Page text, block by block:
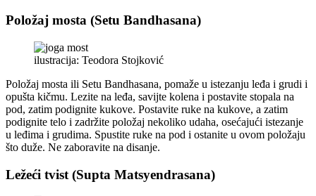
Položaj mosta (Setu Bandhasana)
ilustracija: Teodora Stojković
Položaj mosta ili Setu Bandhasana, pomaže u istezanju leđa i grudi i
opušta kičmu. Lezite na leđa, savijte kolena i postavite stopala na
pod, zatim podignite kukove. Postavite ruke na kukove, a zatim
podignite telo i zadržite položaj nekoliko udaha, osećajući istezanje
u leđima i grudima. Spustite ruke na pod i ostanite u ovom položaju
što duže. Ne zaboravite na disanje.
Ležeći tvist (Supta Matsyendrasana)